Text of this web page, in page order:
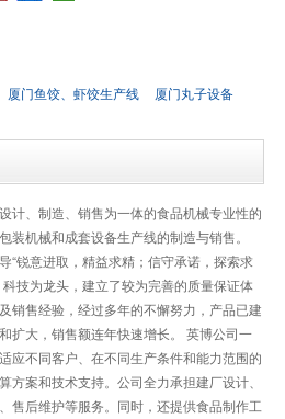
厦门鱼饺、虾饺生产线
厦门丸子设备
计、制造、销售为一体的食品机械专业性的
装机械和成套设备生产线的制造与销售。
“锐意进取，精益求精；信守承诺，探索求
技为龙头，建立了较为完善的质量保证体
销售经验，经过多年的不懈努力，产品已建
扩大，销售额连年快速增长。 英博公司一
应不同客户、在不同生产条件和能力范围的
方案和技术支持。公司全力承担建厂设计、
售后维护等服务。同时，还提供食品制作工